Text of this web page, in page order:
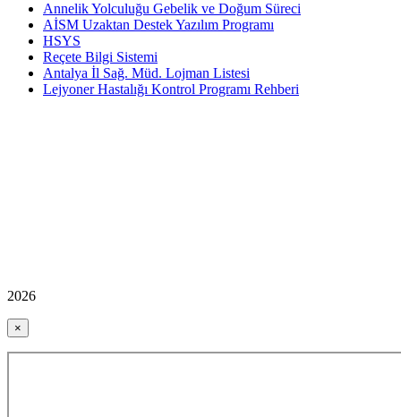
Annelik Yolculuğu Gebelik ve Doğum Süreci
AİSM Uzaktan Destek Yazılım Programı
HSYS
Reçete Bilgi Sistemi
Antalya İl Sağ. Müd. Lojman Listesi
Lejyoner Hastalığı Kontrol Programı Rehberi
2026
×